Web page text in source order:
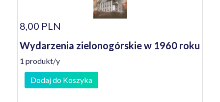
8,00 PLN
Wydarzenia zielonogórskie w 1960 roku
1 produkt/y
Dodaj do Koszyka